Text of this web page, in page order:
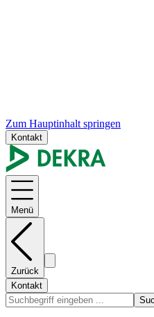
Zum Hauptinhalt springen
Kontakt
Menü
Zurück
Kontakt